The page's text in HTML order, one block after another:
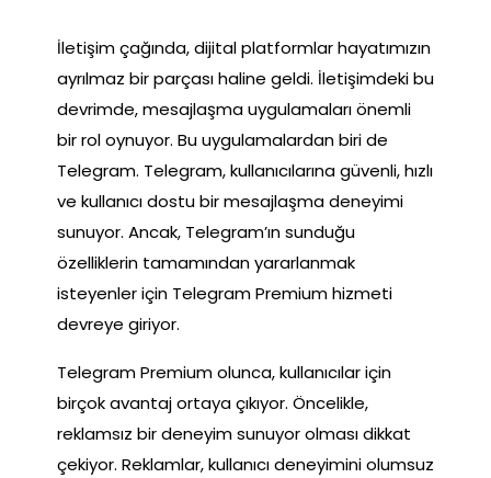
İletişim çağında, dijital platformlar hayatımızın
ayrılmaz bir parçası haline geldi. İletişimdeki bu
devrimde, mesajlaşma uygulamaları önemli
bir rol oynuyor. Bu uygulamalardan biri de
Telegram. Telegram, kullanıcılarına güvenli, hızlı
ve kullanıcı dostu bir mesajlaşma deneyimi
sunuyor. Ancak, Telegram’ın sunduğu
özelliklerin tamamından yararlanmak
isteyenler için Telegram Premium hizmeti
devreye giriyor.
Telegram Premium olunca, kullanıcılar için
birçok avantaj ortaya çıkıyor. Öncelikle,
reklamsız bir deneyim sunuyor olması dikkat
çekiyor. Reklamlar, kullanıcı deneyimini olumsuz